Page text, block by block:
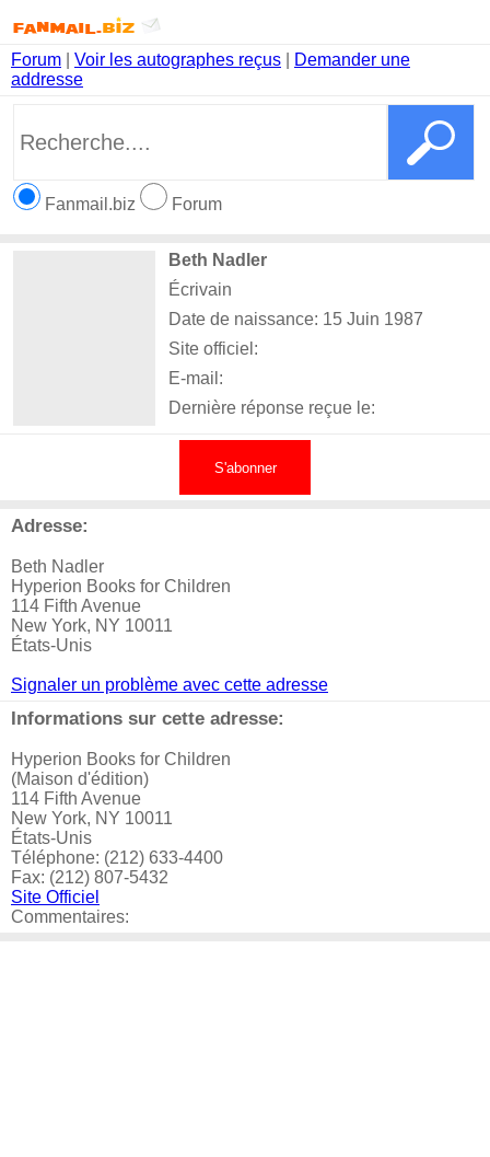
Forum Voir les autographes reçus
Demander une
addresse
Fanmail.biz Forum
Beth Nadler
Écrivain
Date de naissance: 15 Juin 1987
Site officiel:
E-mail:
Dernière réponse reçue le:
S'abonner
Adresse:
Beth Nadler
Hyperion Books for Children
114 Fifth Avenue
New York, NY 10011
États-Unis
Signaler un problème avec cette adresse
Informations sur cette adresse:
Hyperion Books for Children
(Maison d'édition)
114 Fifth Avenue
New York, NY 10011
États-Unis
Téléphone: (212) 633-4400
Fax: (212) 807-5432
Site Officiel
Commentaires: